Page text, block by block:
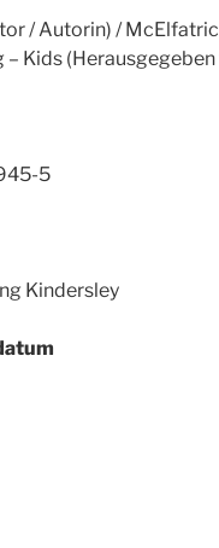
/ Autorin) /
– Kids (Herausgegeben
5
Kindersley